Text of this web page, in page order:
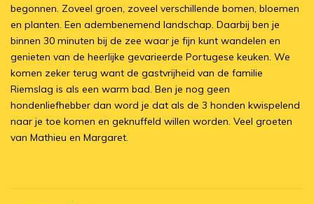
begonnen. Zoveel groen, zoveel verschillende bomen, bloemen
en planten. Een adembenemend landschap. Daarbij ben je
binnen 30 minuten bij de zee waar je fijn kunt wandelen en
genieten van de heerlijke gevarieerde Portugese keuken. We
komen zeker terug want de gastvrijheid van de familie
Riemslag is als een warm bad. Ben je nog geen
hondenliefhebber dan word je dat als de 3 honden kwispelend
naar je toe komen en geknuffeld willen worden. Veel groeten
van Mathieu en Margaret.